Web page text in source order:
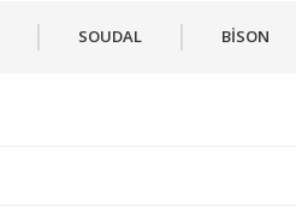
SOUDAL BİSON